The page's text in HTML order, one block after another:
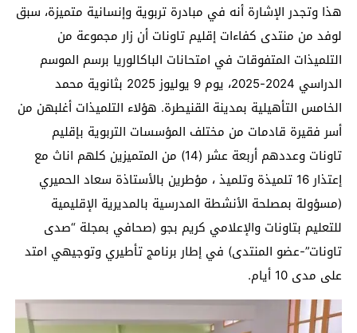
هذا وتجدر الإشارة أنه في مبادرة تربوية وإنسانية متميزة، سبق
لوفد من منتدى كفاءات إقليم تاونات أن زار مجموعة من
التلميذات المتفوقات في امتحانات الباكالوريا برسم الموسم
الدراسي 2024-2025، يوم 9 يوليوز 2025 بثانوية محمد
الخامس التأهيلية بمدينة القنيطرة. هؤلاء التلميذات أغلبهن من
أسر فقيرة قادمات من مختلف المؤسسات التربوية بإقليم
تاونات وعددهم أربعة عشر (14) من المتميزين كلهم اناث مع
إعتذار 16 تلميذة وتلميذ ، مؤطرين بالأستاذة سعاد الحميري
(مسؤولة بمصلحة الأنشطة المدرسية بالمديرية الإقليمية
للتعليم بتاونات والإعلامي كريم بجو (صحافي بمجلة “صدى
تاونات”-عضو المنتدى) في إطار برنامج تأطيري وتوجيهي امتد
على مدى 10 أيام.